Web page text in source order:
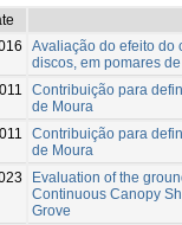
Avaliação do efeito do
discos, em pomares
Contribuição para
de Moura
Contribuição para
de Moura
Evaluation of the
Continuous Canopy
Grove